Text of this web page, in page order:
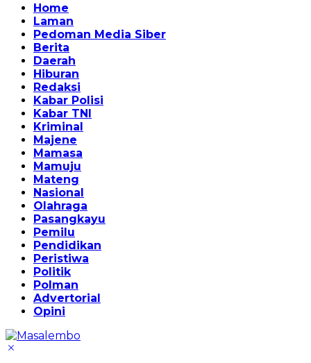
Home
Laman
Pedoman Media Siber
Berita
Daerah
Hiburan
Redaksi
Kabar Polisi
Kabar TNI
Kriminal
Majene
Mamasa
Mamuju
Mateng
Nasional
Olahraga
Pasangkayu
Pemilu
Pendidikan
Peristiwa
Politik
Polman
Advertorial
Opini